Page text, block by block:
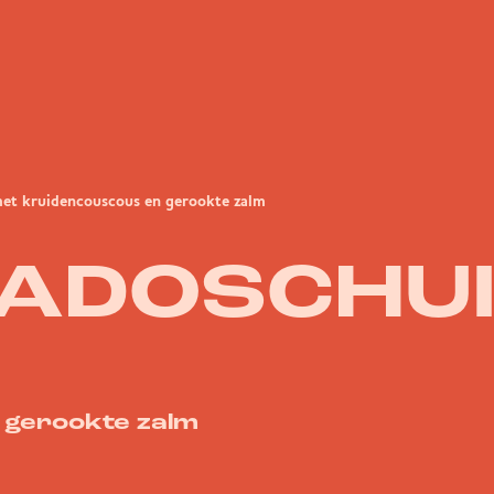
kruidencouscous en gerookte zalm
zalm